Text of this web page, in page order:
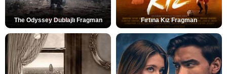
The Odyssey Dublajlı Fragman Fırtına Kız Fragman